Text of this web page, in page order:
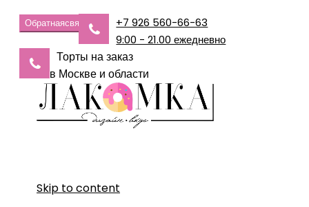
Обратнаясвязь
+7 926 560-66-63
9:00 - 21.00 ежедневно
Торты на заказ
в Москве и области
Skip to content